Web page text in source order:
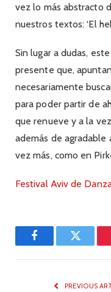
vez lo más abstracto
nuestros textos: ‘El
Sin lugar a dudas,
presente que,
necesariamente
para poder partir de
que renueve y a la
además de agradable
vez más, como en
Festival Aviv de
FacebookTwitter
PREVIOUS